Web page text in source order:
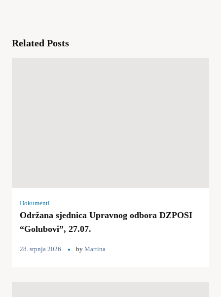
Related Posts
Dokumenti
Održana sjednica Upravnog odbora DZPOSI
“Golubovi”, 27.07.
28. srpnja 2026. by Martina